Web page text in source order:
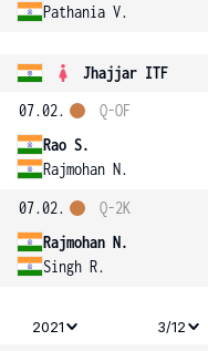
Pathania V.
Jhajjar ITF
07.02.
Rao S.
Rajmohan N.
Q-OF
07.02.
Rajmohan N.
Singh R.
Q-2K
2021 3/12